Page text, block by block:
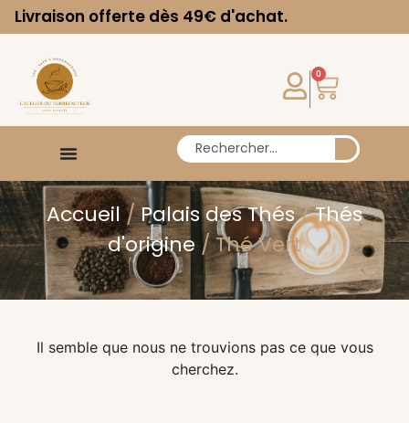
offerte dès 49€ d'achat.
0
Accueil /Palais des Thés/Thés
d'origine / Thé Vert
Il semble que nous ne trouvions pas ce que vous
cherchez.